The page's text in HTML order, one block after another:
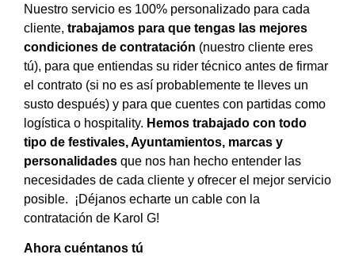
Nuestro servicio es 100% personalizado para cada
cliente, trabajamos para que tengas las mejores
condiciones de contratación (nuestro cliente eres
tú), para que entiendas su rider técnico antes de firmar
el contrato (si no es así probablemente te lleves un
susto después) y para que cuentes con partidas como
logística o hospitality. Hemos trabajado con todo
tipo de festivales, Ayuntamientos, marcas y
personalidades que nos han hecho entender las
necesidades de cada cliente y ofrecer el mejor servicio
posible. ¡Déjanos echarte un cable con la
contratación de Karol G!
Ahora cuéntanos tú